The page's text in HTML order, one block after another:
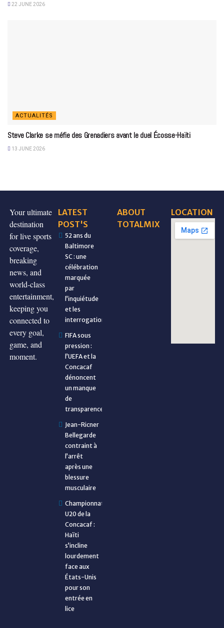
22 JUNE 2026
ACTUALITÉS
Steve Clarke se méfie des Grenadiers avant le duel Écosse-Haïti
13 JUNE 2026
Your ultimate
destination
for live sports
coverage,
breaking
news, and
world-class
entertainment,
keeping you
connected to
every goal,
game, and
moment.
LATEST
POST'S
52 ans du
Baltimore
SC : une
célébration
marquée
par
l’inquiétude
et les
interrogations
FIFA sous
pression :
l’UEFA et la
Concacaf
dénoncent
un manque
de
transparence
Jean-Ricner
Bellegarde
contraint à
l’arrêt
après une
blessure
musculaire
Championnat
U20 de la
Concacaf :
Haïti
s’incline
lourdement
face aux
États-Unis
pour son
entrée en
lice
ABOUT
TOTALMIX
LOCATION